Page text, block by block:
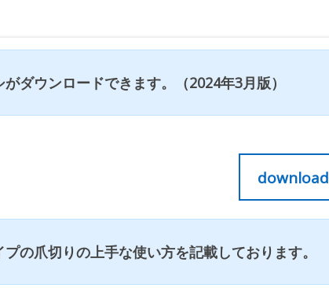
ダウンロードできます。（2024年3月版）
download
の爪切りの上手な使い方を記載しております。